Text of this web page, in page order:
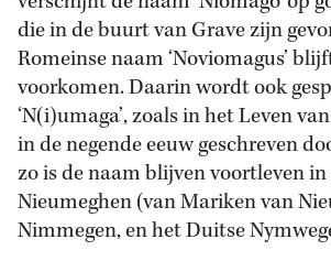
die in de buurt van Grave zijn
Romeinse naam ‘Noviomagus’
voorkomen. Daarin wordt ook
‘N(i)umaga’, zoals in het Leven
in de negende eeuw geschreven
zo is de naam blijven voortleven
Nieumeghen (van Mariken van
Nimmegen, en het Duitse